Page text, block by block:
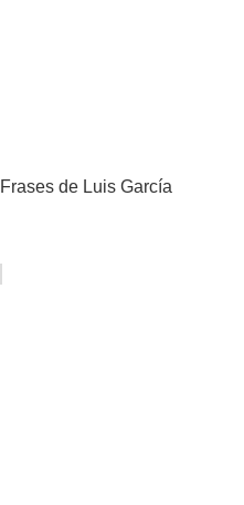
Frases de Luis García